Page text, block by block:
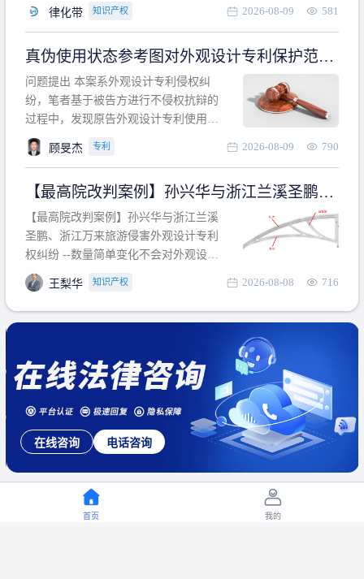
利角度因素：被诉侵权游戏销售数量、
人数、活跃人数、市场占用率；（3）被
告主观因素：被告的主观恶意、是否明
知或应知、是否有
律化带 知识产权 2026-08-09 581
真伪使用状态参考图对外观设计专利保护范围
的影响
问题提出 本案系外观设计专利侵权纠
纷，笔者基于被告方进行不侵权抗辩的
过程中，发现原告外观设计专利使用状
态参考图中的外观设计与被告涉案商品
的视觉效果存在显著区别。故就使用状
保护范围确定进行了研究，将办案体会
与研究过程记录如下： 简要结论： 笔者
提出使用状态参考图应以
顾旻杰 专利 2026-08-09 790
【最高院改判案例】孙兴华与浙江兰溪圣鹏、
浙江万来旅游侵害外观设计专利权纠纷
【最高院改判案例】孙兴华与浙江兰溪
圣鹏、浙江万来旅游侵害外观设计专利
权纠纷 --数量简单变化不会对外观设计
产生视觉影响，及现有设计抗辩与专利
无效再审改判可以执行回转 【承办律
师】 王梨华 浙江杭知桥律师事务所 【案
民再2
王梨华 知识产权 2026-08-08 716
在线咨询 电话咨询
首页 我的